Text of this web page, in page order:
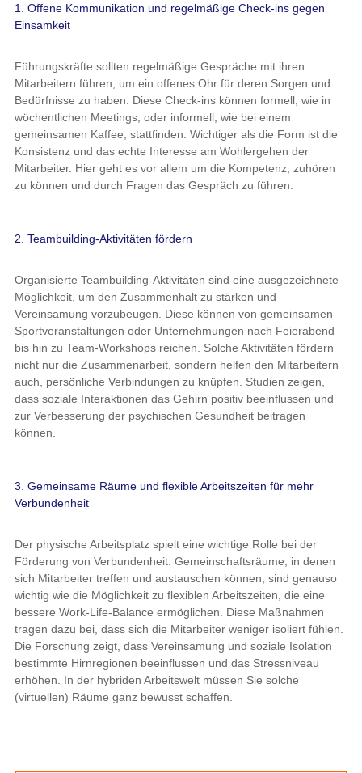
1. Offene Kommunikation und regelmäßige Check-ins gegen
Einsamkeit
Führungskräfte sollten regelmäßige Gespräche mit ihren
Mitarbeitern führen, um ein offenes Ohr für deren Sorgen und
Bedürfnisse zu haben. Diese Check-ins können formell, wie in
wöchentlichen Meetings, oder informell, wie bei einem
gemeinsamen Kaffee, stattfinden. Wichtiger als die Form ist die
Konsistenz und das echte Interesse am Wohlergehen der
Mitarbeiter. Hier geht es vor allem um die Kompetenz, zuhören
zu können und durch Fragen das Gespräch zu führen.
2. Teambuilding-Aktivitäten fördern
Organisierte Teambuilding-Aktivitäten sind eine ausgezeichnete
Möglichkeit, um den Zusammenhalt zu stärken und
Vereinsamung vorzubeugen. Diese können von gemeinsamen
Sportveranstaltungen oder Unternehmungen nach Feierabend
bis hin zu Team-Workshops reichen. Solche Aktivitäten fördern
nicht nur die Zusammenarbeit, sondern helfen den Mitarbeitern
auch, persönliche Verbindungen zu knüpfen. Studien zeigen,
dass soziale Interaktionen das Gehirn positiv beeinflussen und
zur Verbesserung der psychischen Gesundheit beitragen
können.
3. Gemeinsame Räume und flexible Arbeitszeiten für mehr
Verbundenheit
Der physische Arbeitsplatz spielt eine wichtige Rolle bei der
Förderung von Verbundenheit. Gemeinschaftsräume, in denen
sich Mitarbeiter treffen und austauschen können, sind genauso
wichtig wie die Möglichkeit zu flexiblen Arbeitszeiten, die eine
bessere Work-Life-Balance ermöglichen. Diese Maßnahmen
tragen dazu bei, dass sich die Mitarbeiter weniger isoliert fühlen.
Die Forschung zeigt, dass Vereinsamung und soziale Isolation
bestimmte Hirnregionen beeinflussen und das Stressniveau
erhöhen. In der hybriden Arbeitswelt müssen Sie solche
(virtuellen) Räume ganz bewusst schaffen.